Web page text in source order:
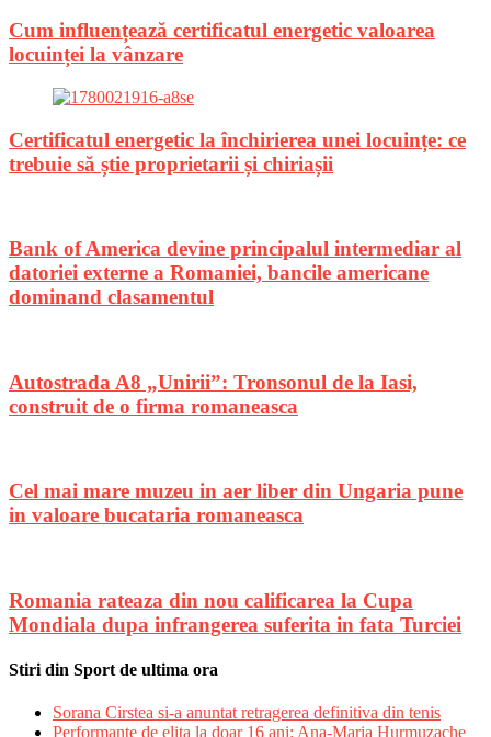
Cum influențează certificatul energetic valoarea
locuinței la vânzare
Certificatul energetic la închirierea unei locuințe: ce
trebuie să știe proprietarii și chiriașii
Bank of America devine principalul intermediar al
datoriei externe a Romaniei, bancile americane
dominand clasamentul
Autostrada A8 „Unirii”: Tronsonul de la Iasi,
construit de o firma romaneasca
Cel mai mare muzeu in aer liber din Ungaria pune
in valoare bucataria romaneasca
Romania rateaza din nou calificarea la Cupa
Mondiala dupa infrangerea suferita in fata Turciei
Stiri din Sport de ultima ora
Sorana Cirstea si-a anuntat retragerea definitiva din tenis
Performante de elita la doar 16 ani: Ana-Maria Hurmuzache